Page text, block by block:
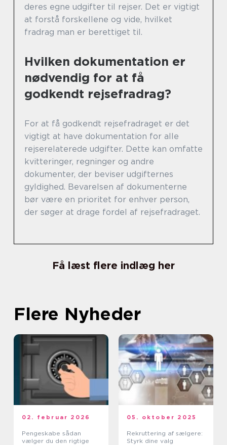
deres egne udgifter til rejser. Det er vigtigt
at forstå forskellene og vide, hvilket
fradrag man er berettiget til.
Hvilken dokumentation er
nødvendig for at få
godkendt rejsefradrag?
For at få godkendt rejsefradraget er det
vigtigt at have dokumentation for alle
rejserelaterede udgifter. Dette kan omfatte
kvitteringer, regninger og andre
dokumenter, der beviser udgifternes
gyldighed. Bevarelsen af dokumenterne
bør være en prioritet for enhver person,
der søger at drage fordel af rejsefradraget.
Få læst flere indlæg her
Flere Nyheder
02. februar 2026
Pengeskabe sådan
vælger du den rigtige
05. oktober 2025
Rekruttering af sælgere:
Styrk dine valg